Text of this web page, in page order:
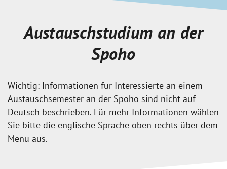
Austauschstudium an der
Spoho
Wichtig: Informationen für Interessierte an einem
Austauschsemester an der Spoho sind nicht auf
Deutsch beschrieben. Für mehr Informationen wählen
Sie bitte die englische Sprache oben rechts über dem
Menü aus.